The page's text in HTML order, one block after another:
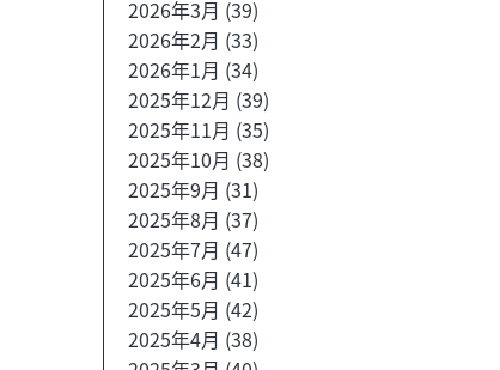
2026年3月 (39)
2026年2月 (33)
2026年1月 (34)
2025年12月 (39)
2025年11月 (35)
2025年10月 (38)
2025年9月 (31)
2025年8月 (37)
2025年7月 (47)
2025年6月 (41)
2025年5月 (42)
2025年4月 (38)